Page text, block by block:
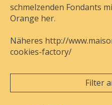
schmelzenden Fondants
Orange her.
Näheres http://
cookies-factory/
Filter